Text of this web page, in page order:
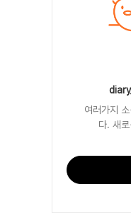
여러가지
다. 새